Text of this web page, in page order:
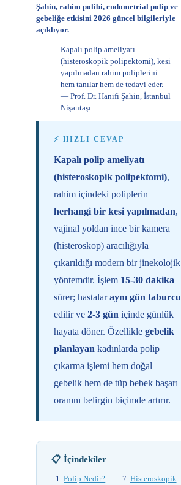
Şahin, rahim polibi, endometrial polip ve
gebeliğe etkisini 2026 güncel bilgileriyle
açıklıyor.
Kapalı polip ameliyatı
(histeroskopik polipektomi), kesi
yapılmadan rahim poliplerini
hem tanılar hem de tedavi eder.
— Prof. Dr. Hanifi Şahin, İstanbul
Nişantaşı
⚡ HIZLI CEVAP
Kapalı polip ameliyatı
(histeroskopik polipektomi),
rahim içindeki poliplerin
herhangi bir kesi yapılmadan,
vajinal yoldan ince bir kamera
(histeroskop) aracılığıyla
çıkarıldığı modern bir jinekolojik
yöntemdir. İşlem 15-30 dakika
sürer; hastalaraynı gün taburcu
edilir ve2-3 gün içinde günlük
hayata döner. Özelliklegebelik
planlayan kadınlarda polip
çıkarma işlemi hem doğal
gebelik hem de tüp bebek başarı
oranını belirgin biçimde artırır.
📋 İçindekiler
Polip Nedir? Histeroskopik